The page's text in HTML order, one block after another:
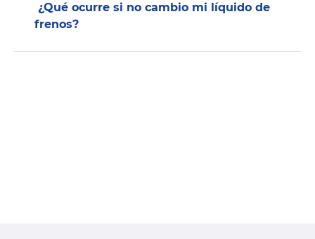
¿Qué ocurre si no cambio mi líquido de
frenos?